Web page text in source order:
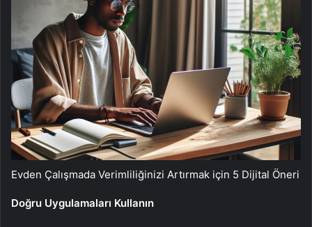
Evden Çalışmada Verimliliğinizi Artırmak için 5 Dijital Öneri
Doğru Uygulamaları Kullanın